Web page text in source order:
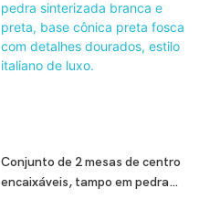
Conjunto de 2 mesas de centro
encaixáveis, tampo em pedra